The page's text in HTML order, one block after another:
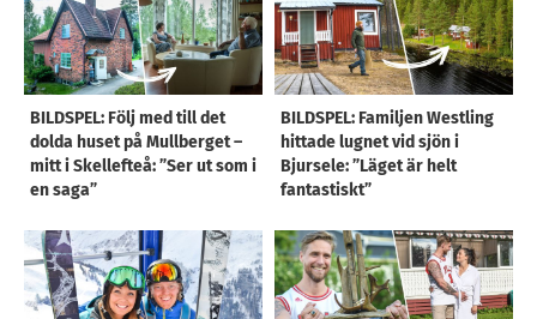
BILDSPEL: Följ med till det
dolda huset på Mullberget –
mitt i Skellefteå: ”Ser ut som i
en saga”
BILDSPEL: Familjen Westling
hittade lugnet vid sjön i
Bjursele: ”Läget är helt
fantastiskt”